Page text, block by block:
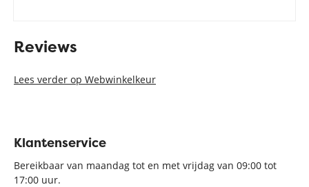
Reviews
Lees verder op Webwinkelkeur
Klantenservice
Bereikbaar van maandag tot en met vrijdag van 09:00 tot
17:00 uur.